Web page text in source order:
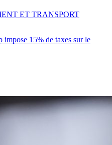
impose 15% de taxes sur le
ET TRANSPORT